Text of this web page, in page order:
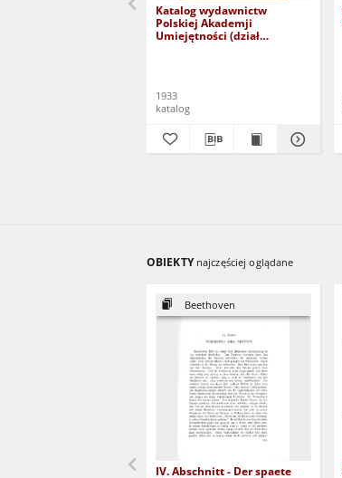
Katalog wydawnictw
Polskiej Akademji
Umiejętności (dział
1933
katalog
OBIEKTY najczęściej oglądane
Beethoven
IV. Abschnitt - Der spaete